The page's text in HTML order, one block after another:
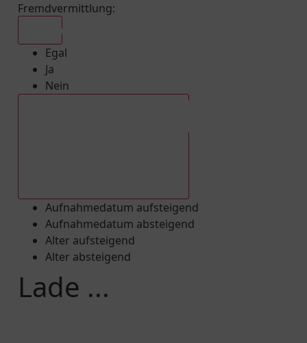
Fremdvermittlung:
Egal
Ja
Nein
Aufnahmedatum aufsteigend
Aufnahmedatum absteigend
Alter aufsteigend
Alter absteigend
Lade ...